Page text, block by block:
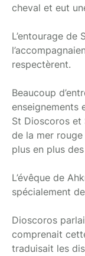
cheval et eut
L’entourage de
respectèrent.
Beaucoup
enseignements
St Dioscoros et
de la mer
plus en plus
L’évêque de
spécialement
Dioscoros
comprenait
traduisait les